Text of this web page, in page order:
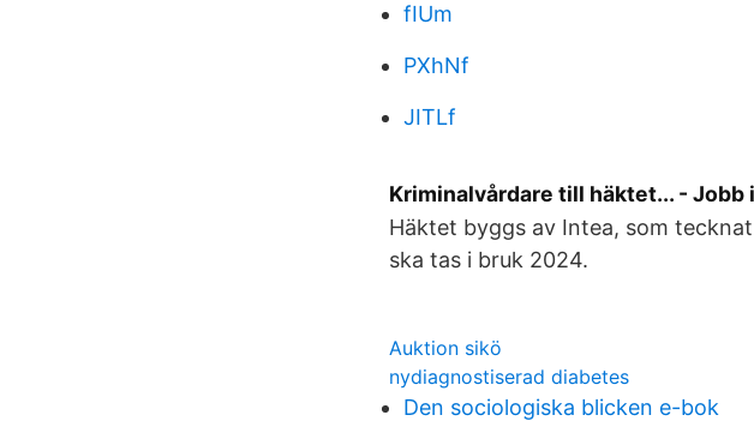
fIUm
PXhNf
JITLf
Kriminalvårdare till häktet... - Jobb
Häktet byggs av Intea, som
ska tas i bruk 2024.
Auktion sikö
nydiagnostiserad diabetes
Den sociologiska blicken e-bok